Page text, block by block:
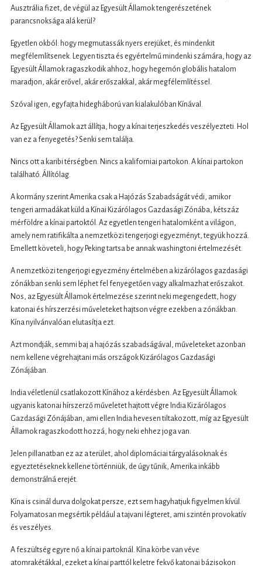
Ausztrália fizet, de végül az Egyesült Államok tengerészetének
parancsnoksága alá kerül?
Egyetlen okból: hogy megmutassák nyers erejüket, és mindenkit
megfélemlítsenek. Legyen tiszta és egyértelmű mindenki számára, hogy az
Egyesült Államok ragaszkodik ahhoz, hogy hegemón globális hatalom
maradjon, akár erővel, akár erőszakkal, akár megfélemlítéssel.
Szóval igen, egyfajta hidegháború van kialakulóban Kínával.
Az Egyesült Államok azt állítja, hogy a kínai terjeszkedés veszélyezteti. Hol
van ez a fenyegetés? Senki sem találja.
Nincs ott a karibi térségben. Nincs a kaliforniai partokon. A kínai partokon
található. Állítólag.
A kormány szerint Amerika csak a Hajózás Szabadságát védi, amikor
tengeri armadákat küld a Kínai Kizárólagos Gazdasági Zónába, kétszáz
mérföldre a kínai partoktól. Az egyetlen tengeri hatalomként a világon,
amely nem ratifikálta a nemzetközi tengerjogi egyezményt, tegyük hozzá.
Emellett követeli, hogy Peking tartsa be annak washingtoni értelmezését.
A nemzetközi tengerjogi egyezmény értelmében a kizárólagos gazdasági
zónákban senki sem léphet fel fenyegetően vagy alkalmazhat erőszakot.
Nos, az Egyesült Államok értelmezése szerint neki megengedett, hogy
katonai és hírszerzési műveleteket hajtson végre ezekben a zónákban.
Kína nyilvánvalóan elutasítja ezt.
Azt mondják, semmi baj a hajózás szabadságával, műveleteket azonban
nem kellene végrehajtani más országok Kizárólagos Gazdasági
Zónájában.
India véletlenül csatlakozott Kínához a kérdésben. Az Egyesült Államok
ugyanis katonai hírszerző műveletet hajtott végre India Kizárólagos
Gazdasági Zónájában, ami ellen India hevesen tiltakozott, míg az Egyesült
Államok ragaszkodott hozzá, hogy neki ehhez joga van.
Jelen pillanatban ez az a terület, ahol diplomáciai tárgyalásoknak és
egyeztetéseknek kellene történniük, de úgy tűnik, Amerika inkább
demonstrálná erejét.
Kína is csinál durva dolgokat persze, ezt sem hagyhatjuk figyelmen kívül.
Folyamatosan megsértik például a tajvani légteret, ami szintén provokatív
és veszélyes.
A feszültség egyre nő a kínai partoknál. Kína körbe van véve
atomrakétákkal, ezeket a kínai parttól keletre fekvő katonai bázisokon